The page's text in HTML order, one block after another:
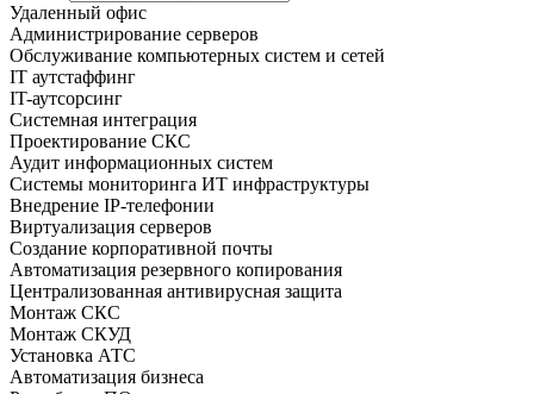
Удаленный офис
Администрирование серверов
Обслуживание компьютерных систем и сетей
IT аутстаффинг
IT-аутсорсинг
Системная интеграция
Проектирование СКС
Аудит информационных систем
Системы мониторинга ИТ инфраструктуры
Внедрение IP-телефонии
Виртуализация серверов
Создание корпоративной почты
Автоматизация резервного копирования
Централизованная антивирусная защита
Монтаж СКС
Монтаж СКУД
Установка АТС
Автоматизация бизнеса